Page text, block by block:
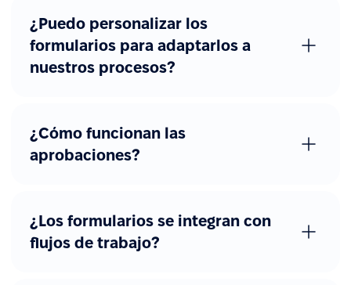
¿Puedo personalizar los
formularios para adaptarlos a
nuestros procesos?
¿Cómo funcionan las
aprobaciones?
¿Los formularios se integran con
flujos de trabajo?